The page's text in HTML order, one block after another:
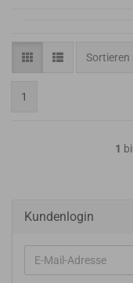
Sortieren
Sortieren
1
1
Kundenlogin
E-
Mail-